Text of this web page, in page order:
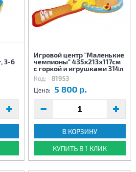
3-6
Игровой центр "Маленькие
чемпионы" 435х213х117см
с горкой и игрушками 314л
Код: 81953
Цена: 5 800 р.
В КОРЗИНУ
КУПИТЬ В 1 КЛИК